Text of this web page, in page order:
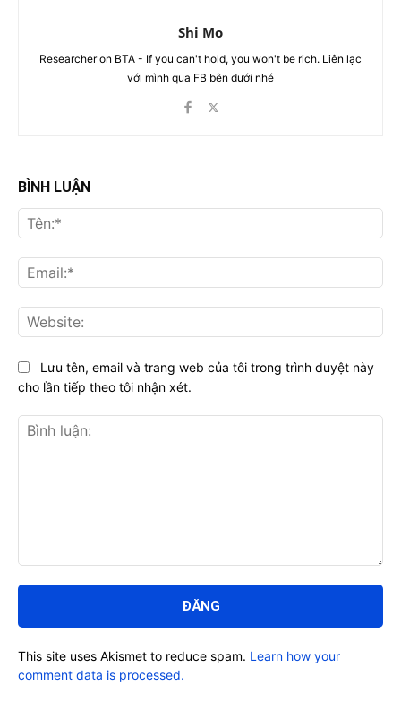
Shi Mo
Researcher on BTA - If you can't hold, you won't be rich. Liên lạc
với mình qua FB bên dưới nhé
BÌNH LUẬN
luận:
Lưu tên, email và trang web của tôi trong trình duyệt này
cho lần tiếp theo tôi nhận xét.
This site uses Akismet to reduce spam. Learn how your
comment data is processed.